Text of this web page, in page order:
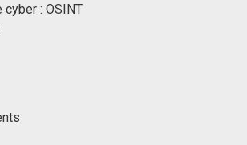
: OSINT